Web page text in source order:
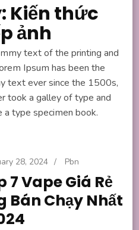
Kiến thức
ảnh
text of the printing and
Ipsum has been the
text ever since the 1500s,
took a galley of type and
type specimen book.
28, 2024 / Pbn
7 Vape Giá Rẻ
Bán Chạy Nhất